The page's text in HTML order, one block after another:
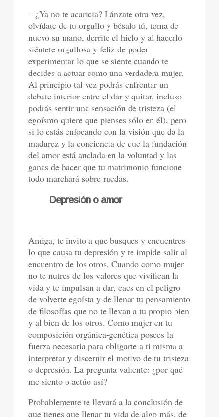
– ¿Ya no te acaricia? Lánzate otra vez,
olvídate de tu orgullo y bésalo tú, toma de
nuevo su mano, derrite el hielo y al hacerlo
siéntete orgullosa y feliz de poder
experimentar lo que se siente cuando te
decides a actuar como una verdadera mujer.
Al principio tal vez podrás enfrentar un
debate interior entre el dar y quitar, incluso
podrás sentir una sensación de tristeza (el
egoísmo quiere que pienses sólo en él), pero
si lo estás enfocando con la visión que da la
madurez y la conciencia de que la fundación
del amor está anclada en la voluntad y las
ganas de hacer que tu matrimonio funcione
todo marchará sobre ruedas.
Depresión o amor
Amiga, te invito a que busques y encuentres
lo que causa tu depresión y te impide salir al
encuentro de los otros. Cuando como mujer
no te nutres de los valores que vivifican la
vida y te impulsan a dar, caes en el peligro
de volverte egoísta y de llenar tu pensamiento
de filosofías que no te llevan a tu propio bien
y al bien de los otros. Como mujer en tu
composición orgánica-genética posees la
fuerza necesaria para obligarte a ti misma a
interpretar y discernir el motivo de tu tristeza
o depresión. La pregunta valiente: ¿por qué
me siento o actúo así?
Probablemente te llevará a la conclusión de
que tienes que llenar tu vida de algo más, de